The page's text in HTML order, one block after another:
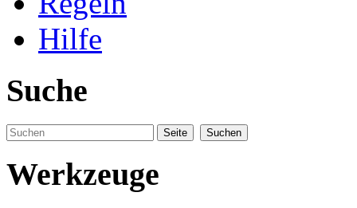
Hilfe
Suche
Werkzeuge